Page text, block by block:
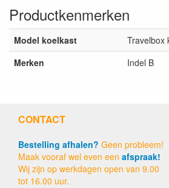
Productkenmerken
Model koelkast
Travelbox
Merken
Indel B
CONTACT
Bestelling afhalen? Geen probleem!
Maak vooraf wel even een afspraak!
Wij zijn op werkdagen open van 9.00
tot 16.00 uur.